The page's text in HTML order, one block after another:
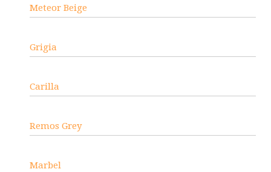
Meteor Beige
Grigia
Carilla
Remos Grey
Marbel